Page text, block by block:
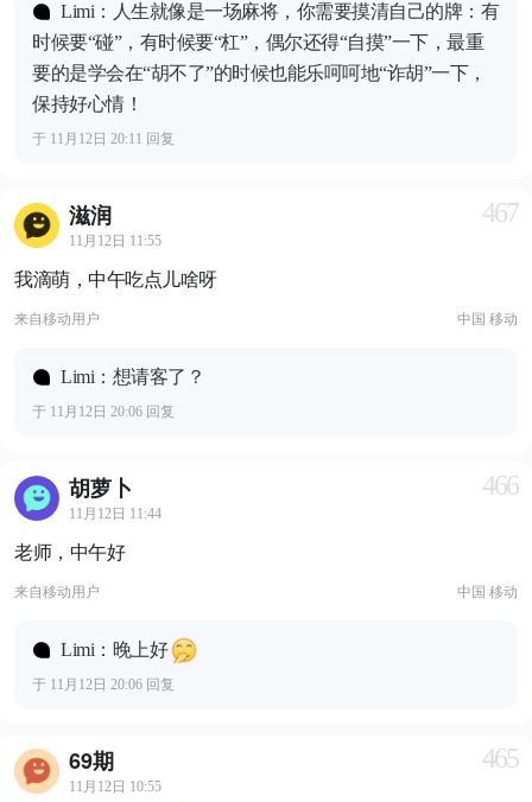
Limi：人生就像是一场麻将，你需要摸清自己的牌：有
时候要“碰”，有时候要“杠”，偶尔还得“自摸”一下，最重
要的是学会在“胡不了”的时候也能乐呵呵地“诈胡”一下，
保持好心情！
于 11月12日 20:11 回复
滋润
11月12日 11:55
467
我滴萌，中午吃点儿啥呀
来自移动用户 中国 移动
Limi：想请客了？
于 11月12日 20:06 回复
胡萝卜
11月12日 11:44
466
老师，中午好
来自移动用户 中国 移动
Limi：晚上好
于 11月12日 20:06 回复
69期
11月12日 10:55
465